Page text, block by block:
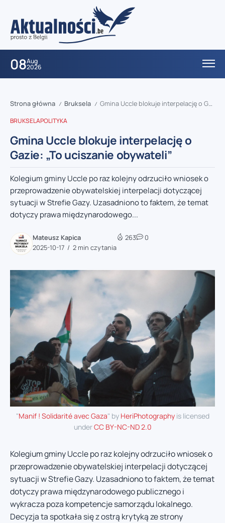
08Aug
2026
Strona główna / Bruksela / Gmina Uccle blokuje interpelację o Gazie: „To uciszanie obywateli”
BRUKSELAPOLITYKA
Gmina Uccle blokuje interpelację o
Gazie: „To uciszanie obywateli”
Kolegium gminy Uccle po raz kolejny odrzuciło wniosek o
przeprowadzenie obywatelskiej interpelacji dotyczącej
sytuacji w Strefie Gazy. Uzasadniono to faktem, że temat
dotyczy prawa międzynarodowego...
Mateusz Kapica
2025-10-17
2 min czytania
263 0
"Manif ! Solidarité avec Gaza" by HeriPhotographyis licensed
underCC BY-NC-ND 2.0
Kolegium gminy Uccle po raz kolejny odrzuciło wniosek o
przeprowadzenie obywatelskiej interpelacji dotyczącej
sytuacji w Strefie Gazy. Uzasadniono to faktem, że temat
dotyczy prawa międzynarodowego publicznego i
wykracza poza kompetencje samorządu lokalnego.
Decyzja ta spotkała się z ostrą krytyką ze strony